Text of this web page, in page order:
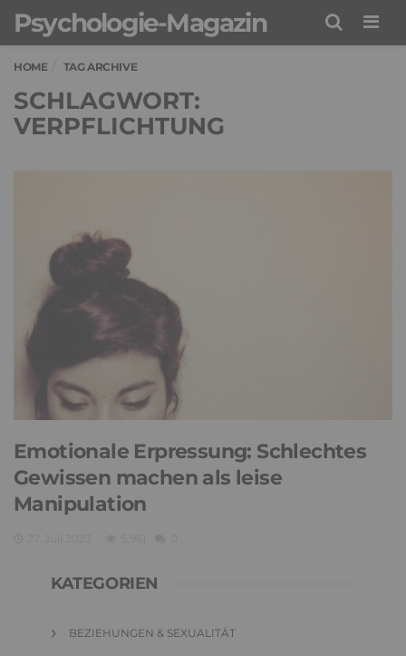
Psychologie-Magazin
HOME TAG ARCHIVE
SCHLAGWORT:
VERPFLICHTUNG
Emotionale Erpressung: Schlechtes
Gewissen machen als leise
Manipulation
KATEGORIEN
BEZIEHUNGEN & SEXUALITÄT